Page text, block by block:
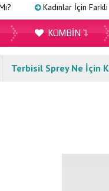
Kadınlar İçin Farklı
KOMBIN
Terbisil Sprey Ne İçin